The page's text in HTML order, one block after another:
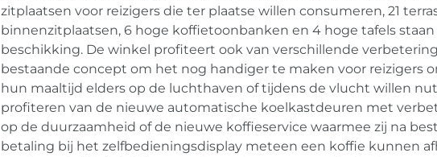
zitplaatsen voor reizigers die ter plaatse willen consumeren, 21
binnenzitplaatsen, 6 hoge koffietoonbanken en 4 hoge tafels
beschikking. De winkel profiteert ook van verschillende
bestaande concept om het nog handiger te maken voor reizigers
hun maaltijd elders op de luchthaven of tijdens de vlucht willen
profiteren van de nieuwe automatische koelkastdeuren met
op de duurzaamheid of de nieuwe koffieservice waarmee zij na
betaling bij het zelfbedieningsdisplay meteen een koffie kunnen